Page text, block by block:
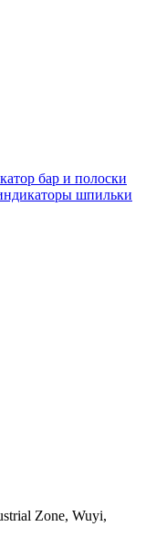
бар и полоски
шпильки
Zone, Wuyi,